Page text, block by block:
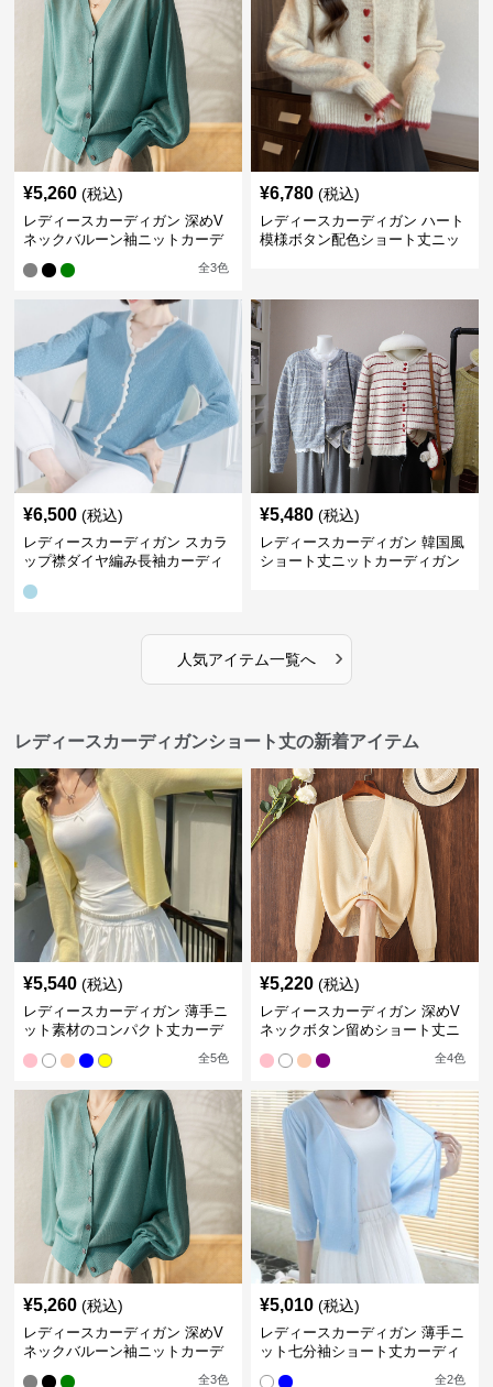
¥5,260 (税込)
レディースカーディガン 深めV
ネックバルーン袖ニットカーデ
全3色
¥6,780 (税込)
レディースカーディガン ハート
模様ボタン配色ショート丈ニッ
¥6,500 (税込)
レディースカーディガン スカラ
ップ襟ダイヤ編み長袖カーディ
¥5,480 (税込)
レディースカーディガン 韓国風
ショート丈ニットカーディガン
人気アイテム一覧へ ›
レディースカーディガンショート丈の新着アイテム
¥5,540 (税込)
レディースカーディガン 薄手ニ
ット素材のコンパクト丈カーデ
全5色
¥5,220 (税込)
レディースカーディガン 深めV
ネックボタン留めショート丈ニ
全4色
¥5,260 (税込)
レディースカーディガン 深めV
ネックバルーン袖ニットカーデ
全3色
¥5,010 (税込)
レディースカーディガン 薄手ニ
ット七分袖ショート丈カーディ
全2色